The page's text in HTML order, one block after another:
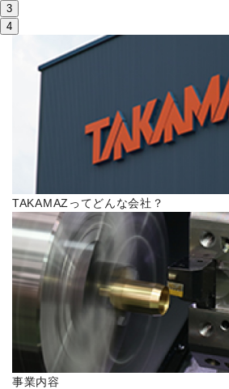
お問い合わせ
高松流技
ご利用に際して
当社のセキュリティへの取り組み
プライバシーポリシー
ENGLISH
3
4
TAKAMAZってどんな会社？
事業内容